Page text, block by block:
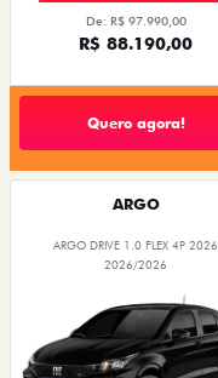
De: R$ 97.990,00
R$ 88.190,00
Quero agora!
ARGO
ARGO DRIVE 1.0 FLEX 4P 2026
2026/2026